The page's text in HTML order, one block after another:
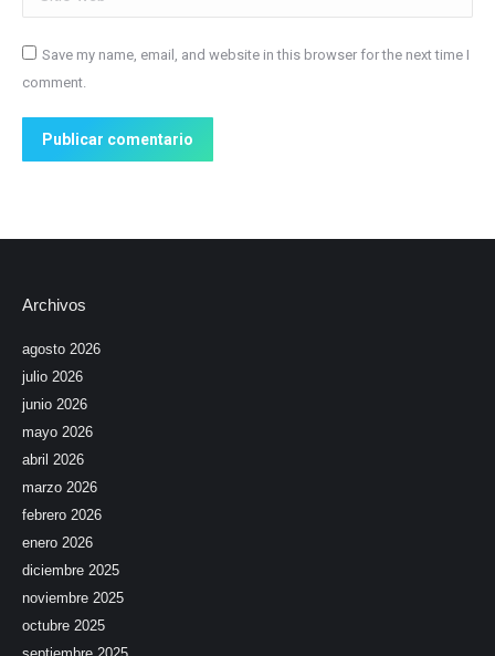
Save my name, email, and website in this browser for the next time I
comment.
Publicar comentario
Archivos
agosto 2026
julio 2026
junio 2026
mayo 2026
abril 2026
marzo 2026
febrero 2026
enero 2026
diciembre 2025
noviembre 2025
octubre 2025